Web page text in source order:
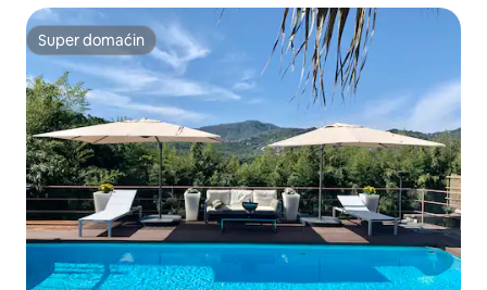
Super domaćin
Super domaćin